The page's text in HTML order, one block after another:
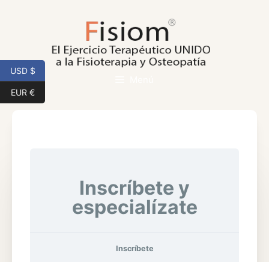
Inscríbete y
especialízate
Inscríbete
USD $
EUR €